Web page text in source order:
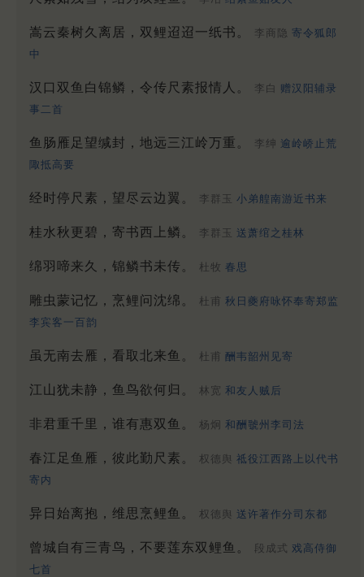
嵩云秦树久离居，双鲤迢迢一纸书。 李商隐 寄令狐郎
中
汉口双鱼白锦鳞，令传尺素报情人。 李白 赠汉阳辅录
事二首
鱼肠雁足望缄封，地远三江岭万重。 李绅 逾岭峤止荒
陬抵高要
经时停尺素，望尽云边翼。 李群玉 小弟艎南游近书来
桂水秋更碧，寄书西上鳞。 李群玉 送萧绾之桂林
绵羽啼来久，锦鳞书未传。 杜牧 春思
雕虫蒙记忆，烹鲤问沈绵。 杜甫 秋日夔府咏怀奉寄郑监
李宾客一百韵
虽无南去雁，看取北来鱼。 杜甫 酬韦韶州见寄
江山犹未静，鱼鸟欲何归。 林宽 和友人贼后
非君重千里，谁有惠双鱼。 杨炯 和酬虢州李司法
春江足鱼雁，彼此勤尺素。 权德舆 祗役江西路上以代书
寄内
异日始离抱，维思烹鲤鱼。 权德舆 送许著作分司东都
曾城自有三青鸟，不要莲东双鲤鱼。 段成式 戏高侍御
七首